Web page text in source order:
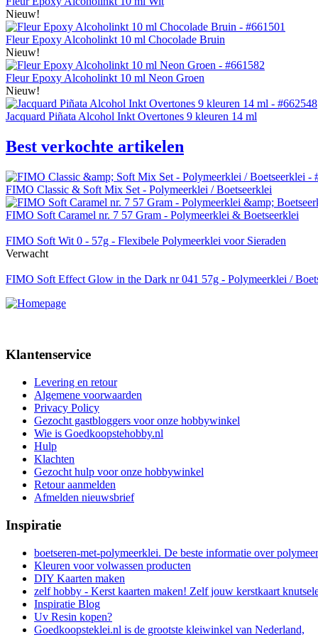
Nieuw!
Fleur Epoxy Alcoholinkt 10 ml Chocolade Bruin
Nieuw!
Fleur Epoxy Alcoholinkt 10 ml Neon Groen
Nieuw!
Jacquard Piñata Alcohol Inkt Overtones 9 kleuren 14 ml
Best verkochte artikelen
FIMO Classic & Soft Mix Set - Polymeerklei / Boetseerklei
FIMO Soft Caramel nr. 7 57 Gram - Polymeerklei & Boetseerklei
FIMO Soft Wit 0 - 57g - Flexibele Polymeerklei voor Sieraden
Verwacht
FIMO Soft Effect Glow in the Dark nr 041 57g - Polymeerklei /
Klantenservice
Levering en retour
Algemene voorwaarden
Privacy Policy
Gezocht gastbloggers voor onze hobbywinkel
Wie is Goedkoopstehobby.nl
Hulp
Klachten
Gezocht hulp voor onze hobbywinkel
Retour aanmelden
Afmelden nieuwsbrief
Inspiratie
boetseren-met-polymeerklei. De beste informatie over
Kleuren voor volwassen producten
DIY Kaarten maken
zelf hobby - Kerst kaarten maken! Zelf jouw kerstkaart
Inspiratie Blog
Uv Resin kopen?
Goedkoopsteklei.nl is de grootste kleiwinkel van Nederland,